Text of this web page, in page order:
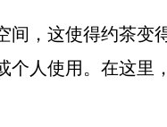
间，这使得约茶变
个人使用。在这里